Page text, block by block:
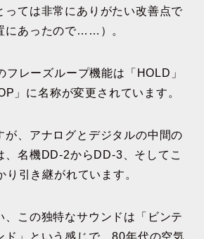
っては非常にありがたい改善点で
にあったので……）。
フレーズループ機能は「HOLD」
」に名称が変更されています。
が、アナログとデジタルの中間の
、名機DD-2からDD-3、そしてこ
引き継がれています。
、この独特なサウンドは「ビンテ